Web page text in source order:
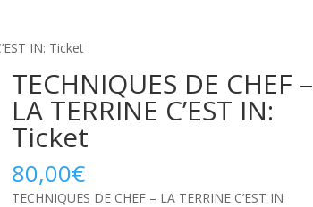
IN: Ticket
TECHNIQUES DE CHEF –
LA TERRINE C’EST IN:
Ticket
80,00€
TECHNIQUES DE CHEF – LA TERRINE C’EST IN